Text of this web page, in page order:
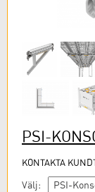
PSI-
KONTAKTA
Välj: